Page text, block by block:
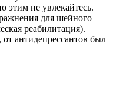
этим не увлекайтесь.
для шейного
реабилитация).
антидепрессантов был